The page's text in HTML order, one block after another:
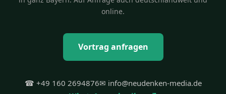
online.
Vortrag anfragen
☎ +49 160 2694876✉ info@neudenken-media.de